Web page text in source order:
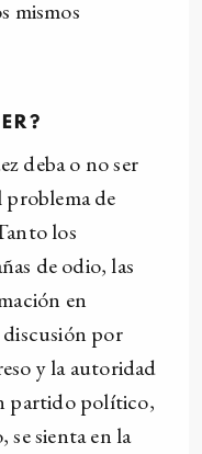
mismos
deba o no ser
problema de
los
de odio, las
en
por
y la autoridad
partido político,
sienta en la